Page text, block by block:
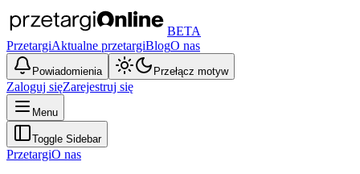
BETA
PrzetargiAktualne przetargiBlogO nas
Powiadomienia Przełącz motyw
Zaloguj sięZarejestruj się
Menu
Toggle Sidebar
PrzetargiO nas